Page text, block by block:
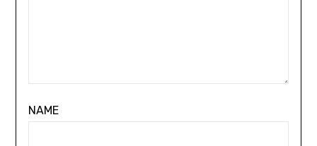
NAME